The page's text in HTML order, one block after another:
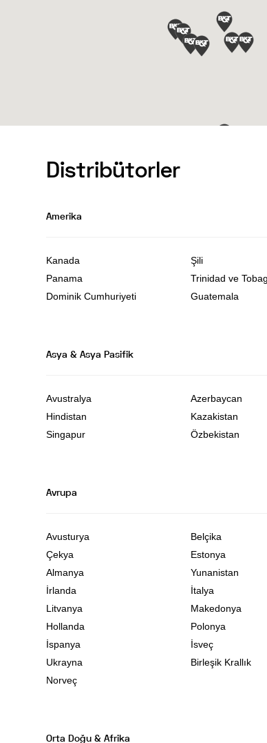
Distribütorler
Amerika
Kanada Şili
Panama
Trinidad ve
Dominik Cumhuriyeti
Guatemala
Asya & Asya Pasifik
Avustralya Azerbaycan
Hindistan
Kazakistan
Singapur
Özbekistan
Avrupa
Avusturya Belçika
Çekya
Estonya
Almanya
Yunanistan
İrlanda
İtalya
Litvanya
Makedonya
Hollanda
Polonya
İspanya
İsveç
Ukrayna
Birleşik Krallık
Norveç
Orta Doğu & Afrika